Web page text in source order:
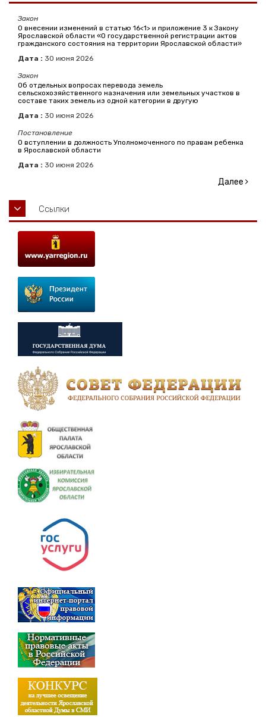
Закон
О внесении изменений в статью 16<1> и приложение 3 к Закону
Ярославской области «О государственной регистрации актов
гражданского состояния на территории Ярославской области»
Дата : 30 июня 2026
Закон
Об отдельных вопросах перевода земель
сельскохозяйственного назначения или земельных участков в
составе таких земель из одной категории в другую
Дата : 30 июня 2026
Постановление
О вступлении в должность Уполномоченного по правам ребенка
в Ярославской области
Дата : 30 июня 2026
Далее
Ссылки